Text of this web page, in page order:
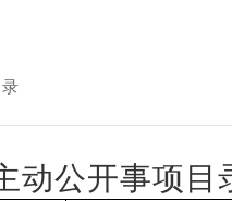
动公开事项目